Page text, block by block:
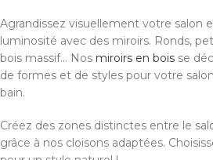
Agrandissez visuellement votre salon
luminosité avec des miroirs. Ronds,
bois massif… Nos miroirs en bois se
de formes et de styles pour votre
bain.
Créez des zones distinctes entre le
grâce à nos cloisons adaptées.